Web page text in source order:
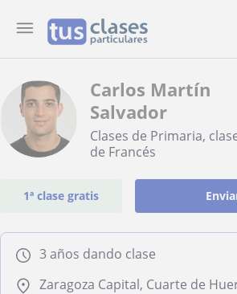
Carlos Martín
Salvador
Clases de Primaria,
de Francés
1ª clase gratis
3 años dando clase
Zaragoza Capital, Cuarte de